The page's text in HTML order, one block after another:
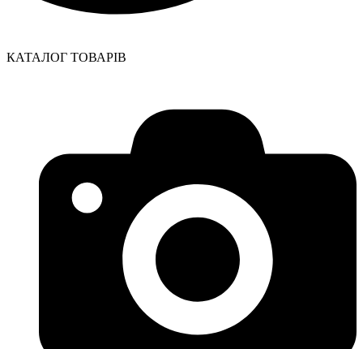
КАТАЛОГ ТОВАРІВ